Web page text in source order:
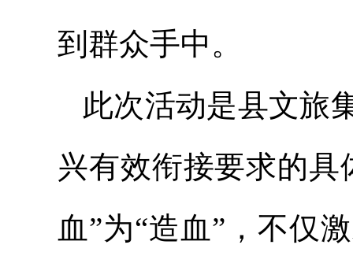
到群众手中。
此次活动是县文旅
兴有效衔接要求的
血”为“造血”，不仅